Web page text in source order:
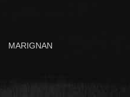
MARIGNAN